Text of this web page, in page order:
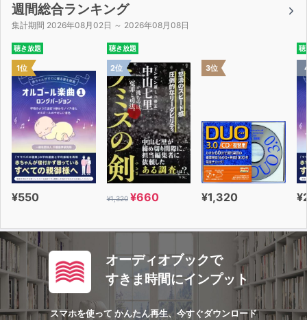
週間総合ランキング
集計期間 2026年08月02日 ～ 2026年08月08日
聴き放題
1位
¥550
聴き放題
2位
¥1,320 ¥660
3位
¥1,320
聴
オーディオブックで
すきま時間にインプット
スマホを使って かんたん再生、今すぐダウンロード